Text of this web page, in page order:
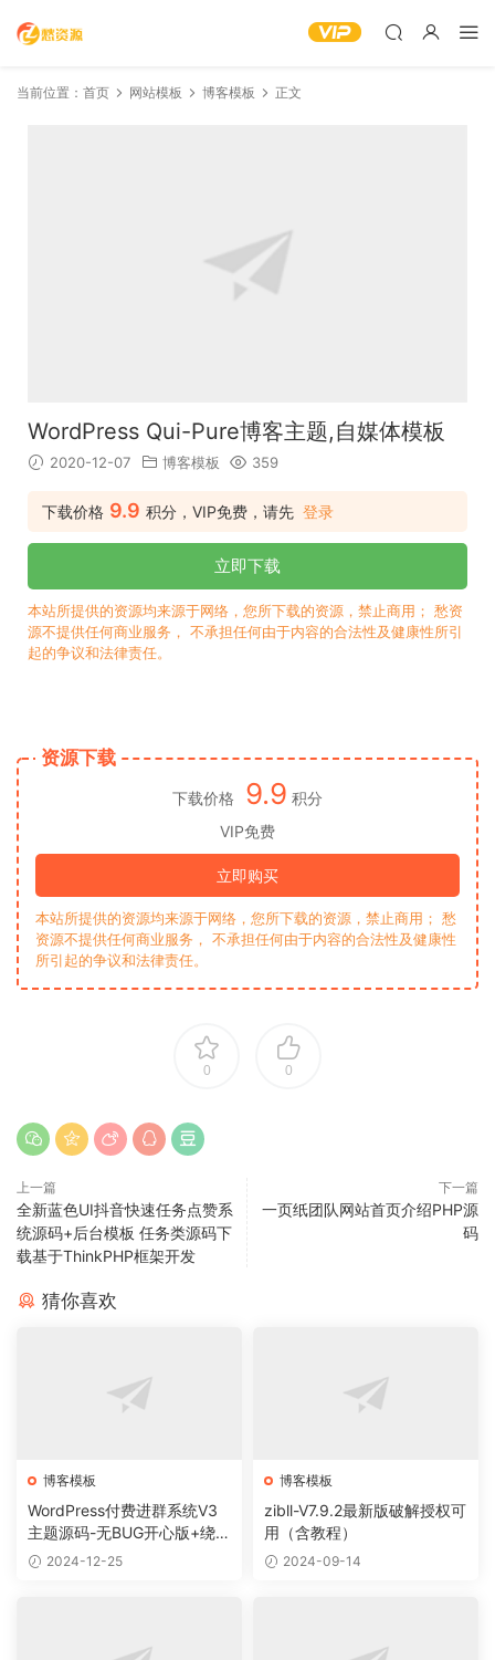
当前位置： 首页 网站模板 博客模板 正文
WordPress Qui-Pure博客主题,自媒体模板
2020-12-07 博客模板 359
下载价格 9.9 积分，VIP免费，请先 登录
立即下载
本站所提供的资源均来源于网络，您所下载的资源，禁止商用； 愁资
源不提供任何商业服务， 不承担任何由于内容的合法性及健康性所引
起的争议和法律责任。
资源下载
下载价格 9.9 积分
VIP免费
立即购买
本站所提供的资源均来源于网络，您所下载的资源，禁止商用； 愁
资源不提供任何商业服务， 不承担任何由于内容的合法性及健康性
所引起的争议和法律责任。
0 0
上一篇
全新蓝色UI抖音快速任务点赞系
统源码+后台模板 任务类源码下
载基于ThinkPHP框架开发
下一篇
一页纸团队网站首页介绍PHP源
码
猜你喜欢
博客模板
WordPress付费进群系统V3
主题源码-无BUG开心版+绕授
权教程2024-12-25
博客模板
zibll-V7.9.2最新版破解授权可
用（含教程）
2024-09-14